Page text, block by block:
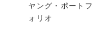
ヤング・ポートフ
ォリオ